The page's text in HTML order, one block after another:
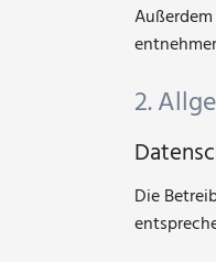
2.
Die